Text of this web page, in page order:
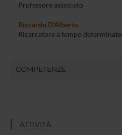
Professore associato
Riccardo D'Alberto
Ricercatore a tempo determinato
COMPETENZE
ATTIVITÀ